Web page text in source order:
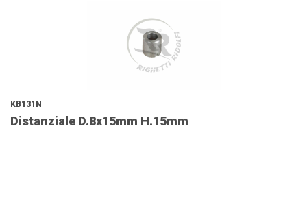
KB131N
Distanziale D.8x15mm H.15mm